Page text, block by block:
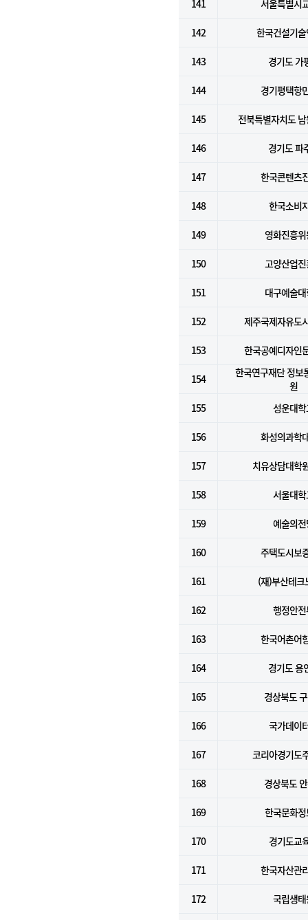
141 서울특별시
142 한국건설기
143 경기도 가
144 경기평택항
145 전북특별자치도
146 경기도 파
147 한국콘텐츠
148 한국소비
149 영화진흥
150 고양산업
151 대구예술
152 제주국제자유도
153 한국공예디자인
154
한국연구재단 정보
원
155
성운대
156 화성의과학
157 치유상담대학
158 서울대
159 예술의
160 주택도시보
161 (재)부산테크
162 행정안
163 한국어촌어
164 경기도 용
165 경상북도
166 국가데이
167 코리아경기도
168 경상북도
169 한국문화
170 경기도교
171 한국자산관
172 국립생